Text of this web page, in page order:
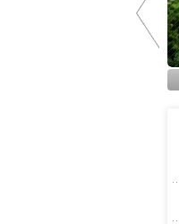
НА ГОРОДСКИХ